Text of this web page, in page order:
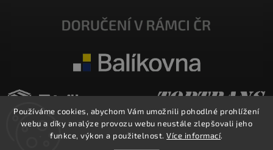
Používáme cookies, abychom Vám umožnili pohodlné prohlížení
webu a díky analýze provozu webu neustále zlepšovali jeho
funkce, výkon a použitelnost.Více informací.